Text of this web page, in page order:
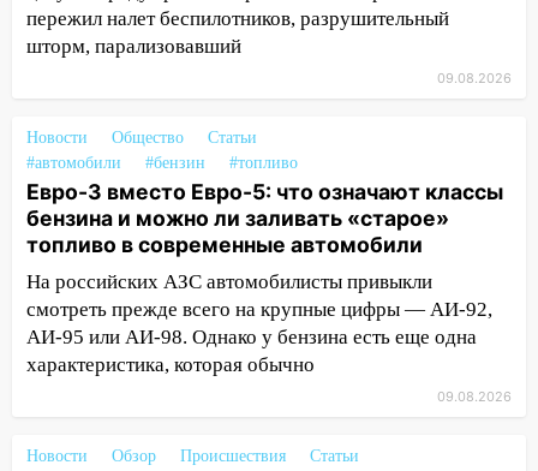
04:47 В Ульяновской области объявили
ракетную опасность: звучат сирены
20:40
Ульяновские аграрии смогут
купить тракторы с отсрочкой платежа
до декабря
19:34 В следственном управлении
состоялось торжественное
мероприятие, приуроченное к
празднованию Дня сотрудника органов
следствия Российской Федерации
на фестивале «ФормАРТ»
пережил налет беспилотников, разрушительный
шторм, парализовавший
09.08.2026
Новости Общество
Статьи
#автомобили
#бензин #топливо
Евро-3 вместо Евро-5: что означают классы
бензина и можно ли заливать «старое»
топливо в современные автомобили
На российских АЗС автомобилисты привыкли
смотреть прежде всего на крупные цифры — АИ-92,
АИ-95 или АИ-98. Однако у бензина есть еще одна
характеристика, которая обычно
09.08.2026
Новости Обзор Происшествия
Статьи